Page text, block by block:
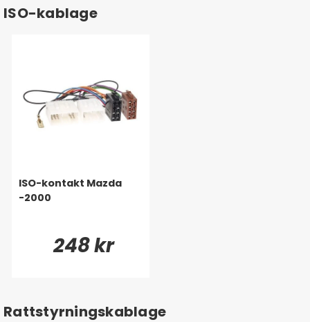
ISO-kablage
ISO-kontakt Mazda
-2000
248 kr
Rattstyrningskablage